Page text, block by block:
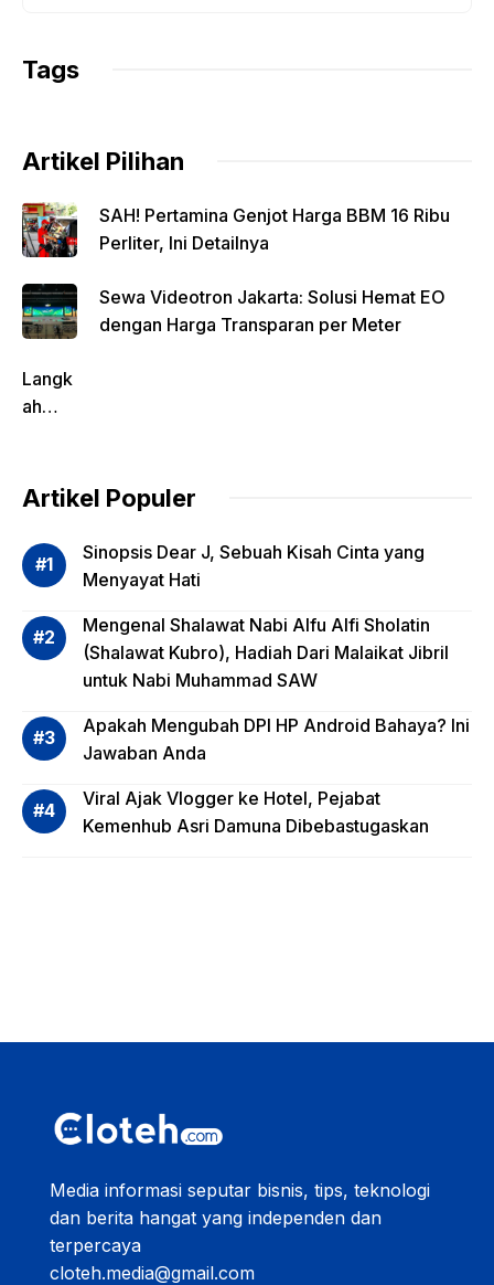
Tags
Artikel Pilihan
SAH! Pertamina Genjot Harga BBM 16 Ribu
Perliter, Ini Detailnya
Sewa Videotron Jakarta: Solusi Hemat EO
dengan Harga Transparan per Meter
Langk
ah
dalam
si
Risiko
asi
Reksa
Saja?
Artikel Populer
Sinopsis Dear J, Sebuah Kisah Cinta yang
Menyayat Hati
Mengenal Shalawat Nabi Alfu Alfi Sholatin
(Shalawat Kubro), Hadiah Dari Malaikat Jibril
untuk Nabi Muhammad SAW
Apakah Mengubah DPI HP Android Bahaya? Ini
Jawaban Anda
Viral Ajak Vlogger ke Hotel, Pejabat
Kemenhub Asri Damuna Dibebastugaskan
Media informasi seputar bisnis, tips, teknologi
dan berita hangat yang independen dan
terpercaya
cloteh.media@gmail.com